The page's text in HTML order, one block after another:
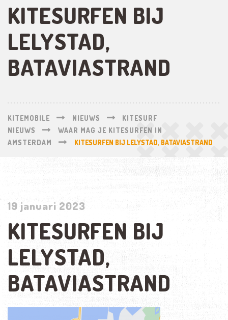
KITESURFEN BIJ
LELYSTAD,
BATAVIASTRAND
KITEMOBILE NIEUWS
KITESURF
NIEUWS
WAAR MAG JE KITESURFEN IN
AMSTERDAM
KITESURFEN BIJ LELYSTAD, BATAVIASTRAND
19 januari 2023
KITESURFEN BIJ
LELYSTAD,
BATAVIASTRAND